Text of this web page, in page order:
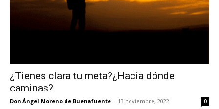
¿Tienes clara tu meta?¿Hacia dónde
caminas?
Don Ángel Moreno de Buenafuente - 13 noviembre, 2022 0